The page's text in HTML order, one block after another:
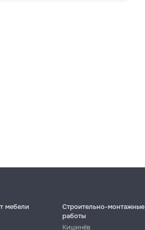
мебели
Строительно-монтажные
работы
Кишинёв